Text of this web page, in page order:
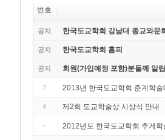
번호
공지 한국도교학회 강남대 종교와문
공지 한국도교학회 홈피
공지 회원(가입예정 포함)분들께 알
7 2013년 한국도교학회 춘계학술
6 제2회 도교학술상 시상식 안내
2012년도 한국도교학회 추계학